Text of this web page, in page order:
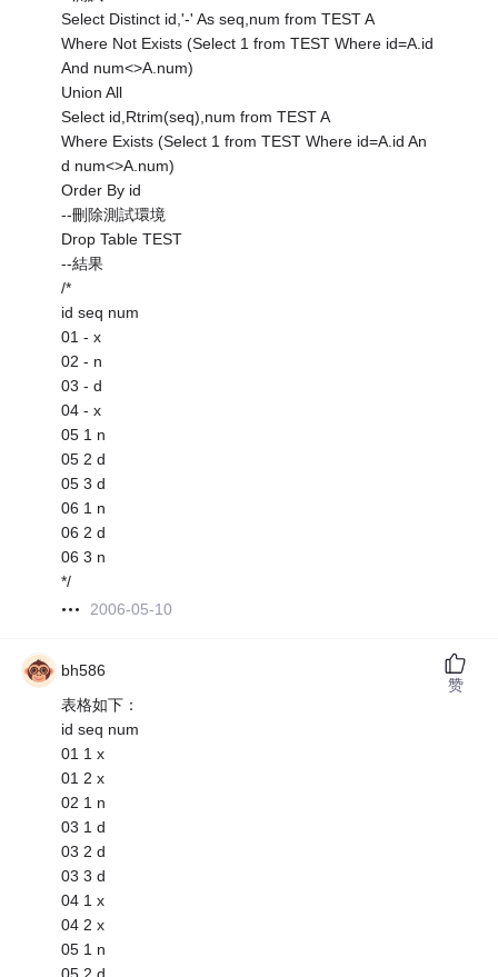
Select Distinct id,'-' As seq,num from TEST A
Where Not Exists (Select 1 from TEST Where id=A.id
And num<>A.num)
Union All
Select id,Rtrim(seq),num from TEST A
Where Exists (Select 1 from TEST Where id=A.id An
d num<>A.num)
Order By id
--刪除測試環境
Drop Table TEST
--結果
/*
id seq num
01 - x
02 - n
03 - d
04 - x
05 1 n
05 2 d
05 3 d
06 1 n
06 2 d
06 3 n
*/
2006-05-10
bh586
表格如下：
id seq num
01 1 x
01 2 x
02 1 n
03 1 d
03 2 d
03 3 d
04 1 x
04 2 x
05 1 n
赞